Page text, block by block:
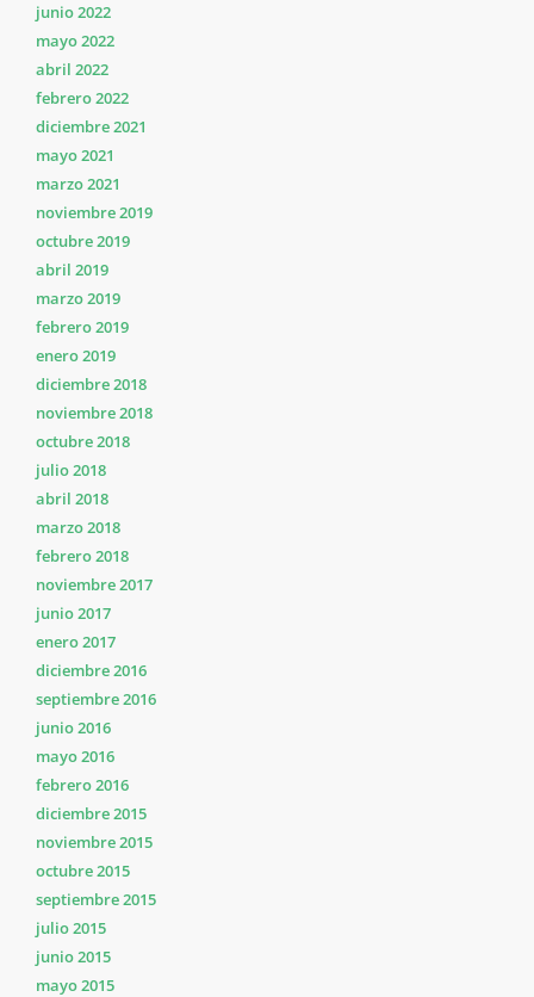
junio 2022
mayo 2022
abril 2022
febrero 2022
diciembre 2021
mayo 2021
marzo 2021
noviembre 2019
octubre 2019
abril 2019
marzo 2019
febrero 2019
enero 2019
diciembre 2018
noviembre 2018
octubre 2018
julio 2018
abril 2018
marzo 2018
febrero 2018
noviembre 2017
junio 2017
enero 2017
diciembre 2016
septiembre 2016
junio 2016
mayo 2016
febrero 2016
diciembre 2015
noviembre 2015
octubre 2015
septiembre 2015
julio 2015
junio 2015
mayo 2015